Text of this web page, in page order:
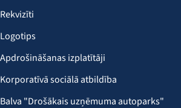
Rekvizīti
Logotips
Apdrošināšanas izplatītāji
Korporatīvā sociālā atbildība
Balva "Drošākais uzņēmuma autoparks"